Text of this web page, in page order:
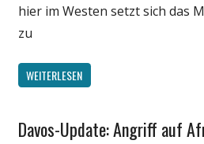
hier im Westen setzt sich das
zu
WEITERLESEN
Gesellschaft
Davos-Update: Angriff auf